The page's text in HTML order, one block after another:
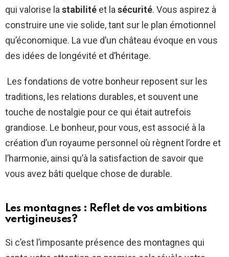
qui valorise la stabilité et la sécurité. Vous aspirez à
construire une vie solide, tant sur le plan émotionnel
qu’économique. La vue d’un château évoque en vous
des idées de longévité et d’héritage.
Les fondations de votre bonheur reposent sur les
traditions, les relations durables, et souvent une
touche de nostalgie pour ce qui était autrefois
grandiose. Le bonheur, pour vous, est associé à la
création d’un royaume personnel où règnent l’ordre et
l’harmonie, ainsi qu’à la satisfaction de savoir que
vous avez bâti quelque chose de durable.
Les montagnes : Reflet de vos ambitions
vertigineuses?
Si c’est l’imposante présence des montagnes qui